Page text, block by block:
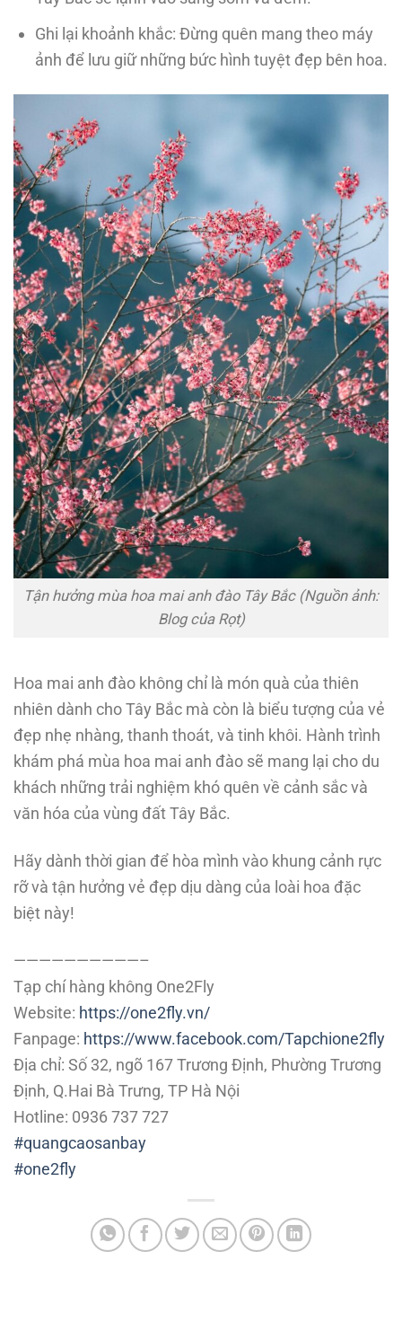
Ghi lại khoảnh khắc: Đừng quên mang theo máy
ảnh để lưu giữ những bức hình tuyệt đẹp bên hoa.
Tận hưởng mùa hoa mai anh đào Tây Bắc (Nguồn ảnh:
Blog của Rọt)
Hoa mai anh đào không chỉ là món quà của thiên
nhiên dành cho Tây Bắc mà còn là biểu tượng của vẻ
đẹp nhẹ nhàng, thanh thoát, và tinh khôi. Hành trình
khám phá mùa hoa mai anh đào sẽ mang lại cho du
khách những trải nghiệm khó quên về cảnh sắc và
văn hóa của vùng đất Tây Bắc.
Hãy dành thời gian để hòa mình vào khung cảnh rực
rỡ và tận hưởng vẻ đẹp dịu dàng của loài hoa đặc
biệt này!
——————————–
Tạp chí hàng không One2Fly
Website: https://one2fly.vn/
Fanpage: https://www.facebook.com/Tapchione2fly
Địa chỉ: Số 32, ngõ 167 Trương Định, Phường Trương
Định, Q.Hai Bà Trưng, TP Hà Nội
Hotline: 0936 737 727
#quangcaosanbay
#one2fly